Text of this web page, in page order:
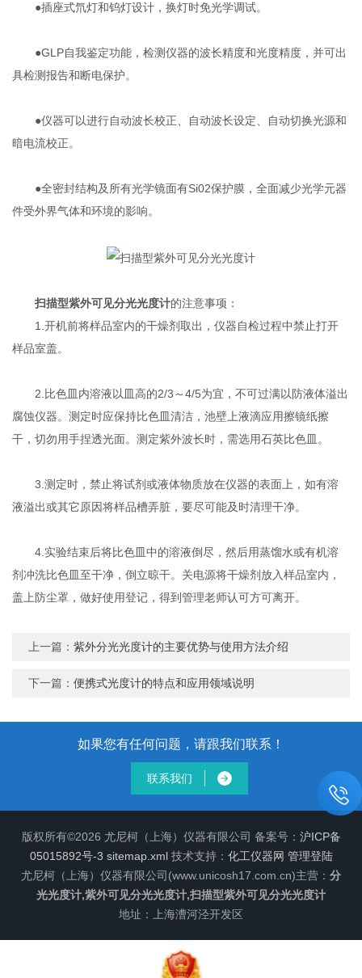
●插座式氘灯和钨灯设计，换灯时免光学调试。
●GLP自我鉴定功能，检测仪器的波长精度和光度精度，并可出
具检测报告和断电保护。
●仪器可以进行自动波长校正、自动波长设定、自动切换光源和
暗电流校正。
●全密封结构及所有光学镜面有Si02保护膜，全面减少光学元器
件受外界气体和环境的影响。
扫描型紫外可见分光光度计的注意事项：
1.开机前将样品室内的干燥剂取出，仪器自检过程中禁止打开
样品室盖。
2.比色皿内溶液以皿高的2/3～4/5为宜，不可过满以防液体溢出
腐蚀仪器。测定时应保持比色皿清洁，池壁上液滴应用擦镜纸擦
干，切勿用手捏透光面。测定紫外波长时，需选用石英比色皿。
3.测定时，禁止将试剂或液体物质放在仪器的表面上，如有溶
液溢出或其它原因将样品槽弄脏，要尽可能及时清理干净。
4.实验结束后将比色皿中的溶液倒尽，然后用蒸馏水或有机溶
剂冲洗比色皿至干净，倒立晾干。关电源将干燥剂放入样品室内，
盖上防尘罩，做好使用登记，得到管理老师认可方可离开。
上一篇：紫外分光光度计的主要优势与使用方法介绍
下一篇：便携式光度计的特点和应用领域说明
如果您有任何问题，请跟我们联系！
联系我们
版权所有©2026 尤尼柯（上海）仪器有限公司 备案号： 沪ICP备
05015892号-3 sitemap.xml技术支持： 化工仪器网 管理登陆
尤尼柯（上海）仪器有限公司(www.unicosh17.com.cn)主营： 分
光光度计,紫外可见分光光度计,扫描型紫外可见分光光度计
地址：上海漕河泾开发区